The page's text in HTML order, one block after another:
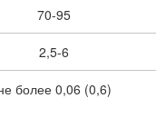
70-95
2,5-6
более 0,06 (0,6)